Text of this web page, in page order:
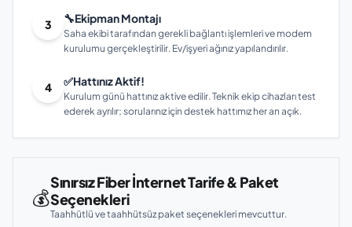
3 🔧Ekipman Montajı
Saha ekibi tarafından gerekli bağlantı işlemleri ve modem
kurulumu gerçekleştirilir. Ev/işyeri ağınız yapılandırılır.
4 ✅Hattınız Aktif!
Kurulum günü hattınız aktive edilir. Teknik ekip cihazları test
ederek ayrılır; sorularınız için destek hattımız her an açık.
💰
Sınırsız Fiber İnternet Tarife & Paket
Seçenekleri
Taahhütlü ve taahhütsüz paket seçenekleri mevcuttur.